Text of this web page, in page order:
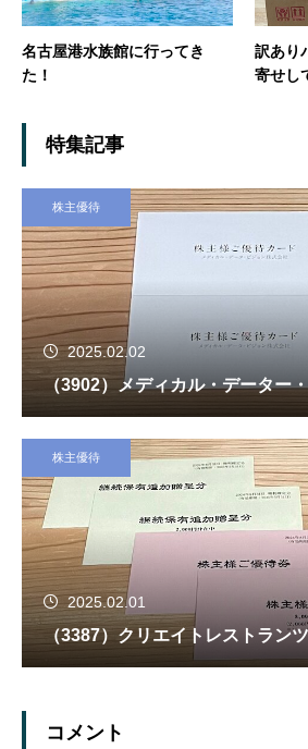
名古屋港水族館に行ってき
た！
訳あり
寄せし
特集記事
株主優待
2025.02.02
（3902）メディカル・データー
株主優待
2025.02.01
（3387）クリエイトレストラン
コメント